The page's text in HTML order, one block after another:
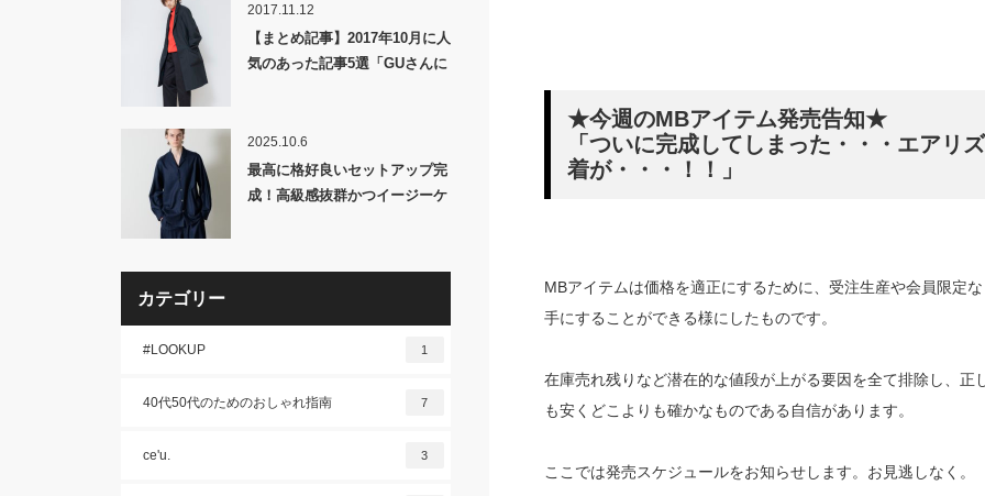
★今週のMBアイテム発売告知★
「ついに完成してしまった・・・エアリ
着が・・・！！」
MBアイテムは価格を適正にするために、受注生産や会員限定
手にすることができる様にしたものです。
在庫売れ残りなど潜在的な値段が上がる要因を全て排除し、
も安くどこよりも確かなものである自信があります。
ここでは発売スケジュールをお知らせします。お見逃しなく。
2017.11.12
【まとめ記事】2017年10月に人
気のあった記事5選「GUさんに
2025.10.6
最高に格好良いセットアップ完
成！高級感抜群かつイージーケ
オープンカラーシャツアウター
プ対応)」発売！
カテゴリー
#LOOKUP 1
40代50代のためのおしゃれ指南 7
ce'u. 3